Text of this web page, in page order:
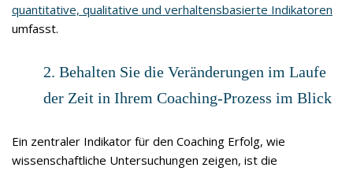
quantitative, qualitative und verhaltensbasierte Indikatoren
umfasst.
2. Behalten Sie die Veränderungen im Laufe
der Zeit in Ihrem Coaching-Prozess im Blick
Ein zentraler Indikator für den Coaching Erfolg, wie
wissenschaftliche Untersuchungen zeigen, ist die